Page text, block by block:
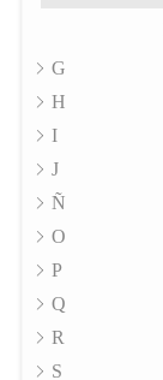
G
H
I
J
Ñ
O
P
Q
R
S